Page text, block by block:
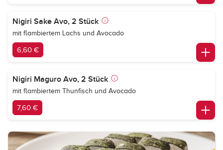
Nigiri Sake Avo, 2 Stück
mit flambiertem Lachs und Avocado
6,60 €
Nigiri Maguro Avo, 2 Stück
mit flambiertem Thunfisch und Avocado
7,60 €